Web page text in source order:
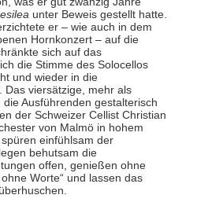
unter Beweis gestellt hatte.
er – wie auch in dem
Hornkonzert – auf die
sich auf das
die Stimme des Solocellos
und wieder in die
Das viersätzige, mehr als
Ausführenden gestalterisch
der Schweizer Cellist Christian
von Malmö in hohem
einfühlsam der
behutsam die
offen, genießen ohne
Worte“ und lassen das